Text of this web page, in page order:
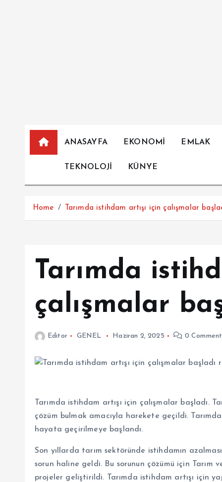
ANASAYFA EKONOMİ EMLAK
TEKNOLOJİ KÜNYE
Home Tarımda istihdam artışı için çalışmalar
Tarımda
çalışmalar
Editor GENEL Haziran 2, 2025 0
Tarımda istihdam artışı için çalışmalar başladı.
çözüm bulmak amacıyla harekete geçildi.
hayata geçirilmeye başlandı.
Son yıllarda tarım sektöründe istihdamın
sorun haline geldi. Bu sorunun çözümü için Tarım
projeler geliştirildi. Tarımda istihdam artışı için